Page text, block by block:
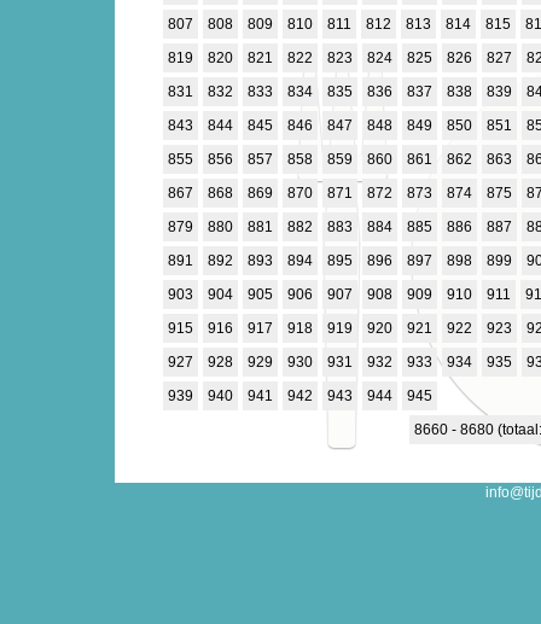
807
808 809 810 811 812 813 814 815
819
820 821 822 823 824 825 826 827
831
832 833 834 835 836 837 838 839
843
844 845 846 847 848 849 850 851
855
856 857 858 859 860 861 862 863
867
868 869 870 871 872 873 874 875
879
880 881 882 883 884 885 886 887
891
892 893 894 895 896 897 898 899
903
904 905 906 907 908 909 910 911
915
916 917 918 919 920 921 922 923
927
928 929 930 931 932 933 934 935
939
940 941 942 943 944
945
8660 - 8680